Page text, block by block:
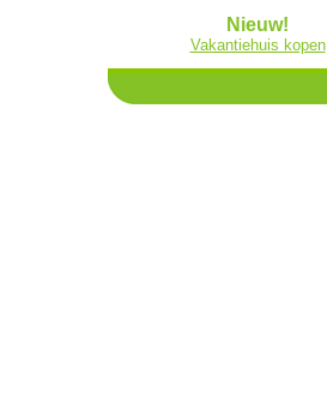
Nieuw!
Vakantiehuis kopen